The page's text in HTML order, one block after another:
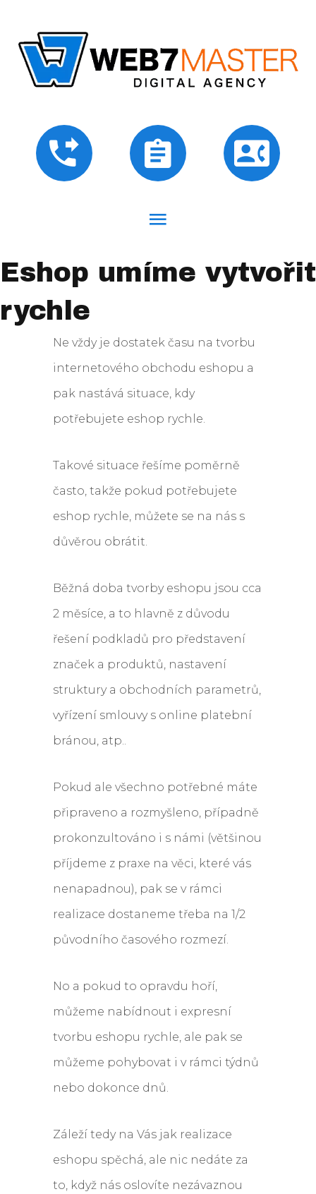
Eshop umíme vytvořit
rychle
Ne vždy je dostatek času na tvorbu
internetového obchodu eshopu a
pak nastává situace, kdy
potřebujete eshop rychle.
Takové situace řešíme poměrně
často, takže pokud potřebujete
eshop rychle, můžete se na nás s
důvěrou obrátit.
Běžná doba tvorby eshopu jsou cca
2 měsíce, a to hlavně z důvodu
řešení podkladů pro představení
značek a produktů, nastavení
struktury a obchodních parametrů,
vyřízení smlouvy s online platební
bránou, atp..
Pokud ale všechno potřebné máte
připraveno a rozmyšleno, případně
prokonzultováno i s námi (většinou
příjdeme z praxe na věci, které vás
nenapadnou), pak se v rámci
realizace dostaneme třeba na 1/2
původního časového rozmezí.
No a pokud to opravdu hoří,
můžeme nabídnout i expresní
tvorbu eshopu rychle, ale pak se
můžeme pohybovat i v rámci týdnů
nebo dokonce dnů.
Záleží tedy na Vás jak realizace
eshopu spěchá, ale nic nedáte za
to, když nás oslovíte nezávaznou